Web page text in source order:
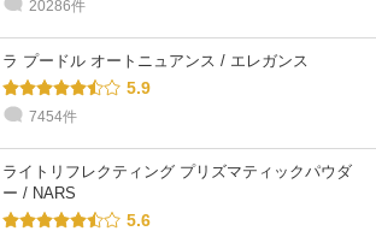
20286件
ラ プードル オートニュアンス / エレガンス
5.9
7454件
ライトリフレクティング プリズマティックパウダ
ー / NARS
5.6